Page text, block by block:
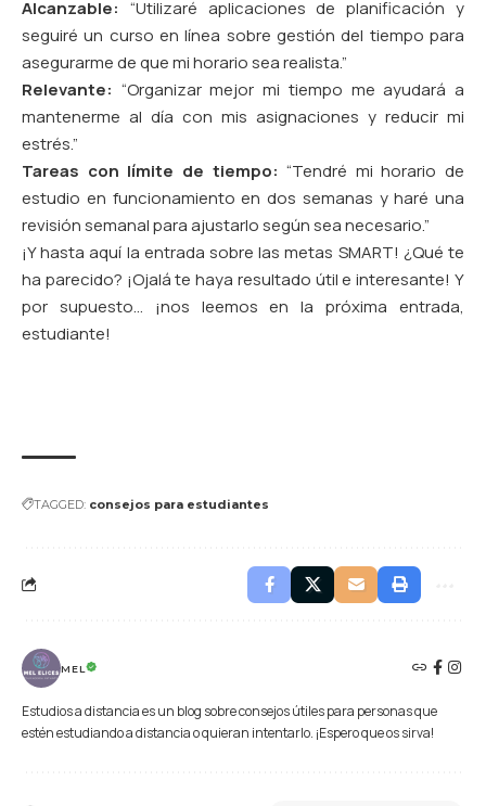
Alcanzable: “Utilizaré aplicaciones de planificación y
seguiré un curso en línea sobre gestión del tiempo para
asegurarme de que mi horario sea realista.”
Relevante: “Organizar mejor mi tiempo me ayudará a
mantenerme al día con mis asignaciones y reducir mi
estrés.”
Tareas con límite de tiempo: “Tendré mi horario de
estudio en funcionamiento en dos semanas y haré una
revisión semanal para ajustarlo según sea necesario.”
¡Y hasta aquí la entrada sobre las metas SMART! ¿Qué te
ha parecido? ¡Ojalá te haya resultado útil e interesante! Y
por supuesto… ¡nos leemos en la próxima entrada,
estudiante!
TAGGED: consejos para estudiantes
MEL
Estudios a distancia es un blog sobre consejos útiles para personas que
estén estudiando a distancia o quieran intentarlo. ¡Espero que os sirva!